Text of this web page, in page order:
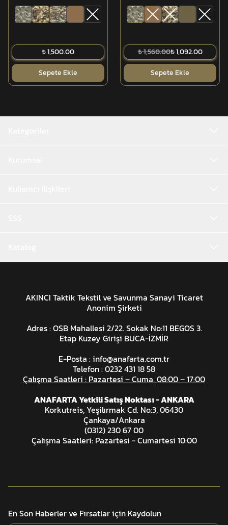
₺ 1,500.00
Sepete Ekle
₺ 1,560.00₺ 1,092.00
Sepete Ekle
AKINCI Taktik Tekstil ve Savunma Sanayi Ticaret
Anonim Şirketi
Adres : OSB Mahallesi 2/22. Sokak No:11 BEGOS 3.
Etap Kuzey Girişi BUCA-İZMİR
E-Posta :info@anafarta.com.tr
Telefon : 0232 431 18 58
Çalışma Saatleri : Pazartesi – Cuma, 08:00 – 17:00
ANAFARTA Yetkili Satış Noktası - ANKARA
Korkutreis, Yeşilırmak Cd. No:3, 06430
Çankaya/Ankara
(0312) 230 67 00
Çalışma Saatleri: Pazartesi - Cumartesi 10:00
En Son Haberler ve Fırsatlar için Kaydolun